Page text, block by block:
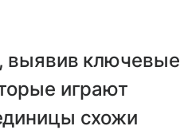
выявив ключевые
играют
схожи